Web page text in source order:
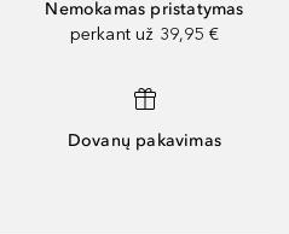
Nemokamas pristatymas
perkant už 39,95 €
Dovanų pakavimas